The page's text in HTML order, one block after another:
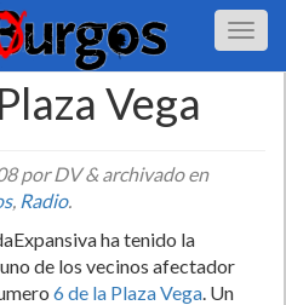
Vega
por DV&archivado en
, Radio.
ha tenido la
de los vecinos afectador
6 de la Plaza Vega. Un